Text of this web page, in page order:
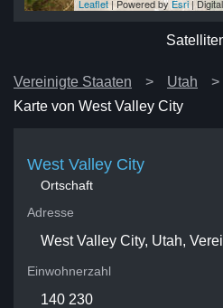
Leaflet | Powered by Esri| DigitalGlobe,
Vereinigte Staaten
Utah
Karte von West Valley City
West Valley City
Ortschaft
Adresse
West Valley City, Utah,
Einwohnerzahl
140 230